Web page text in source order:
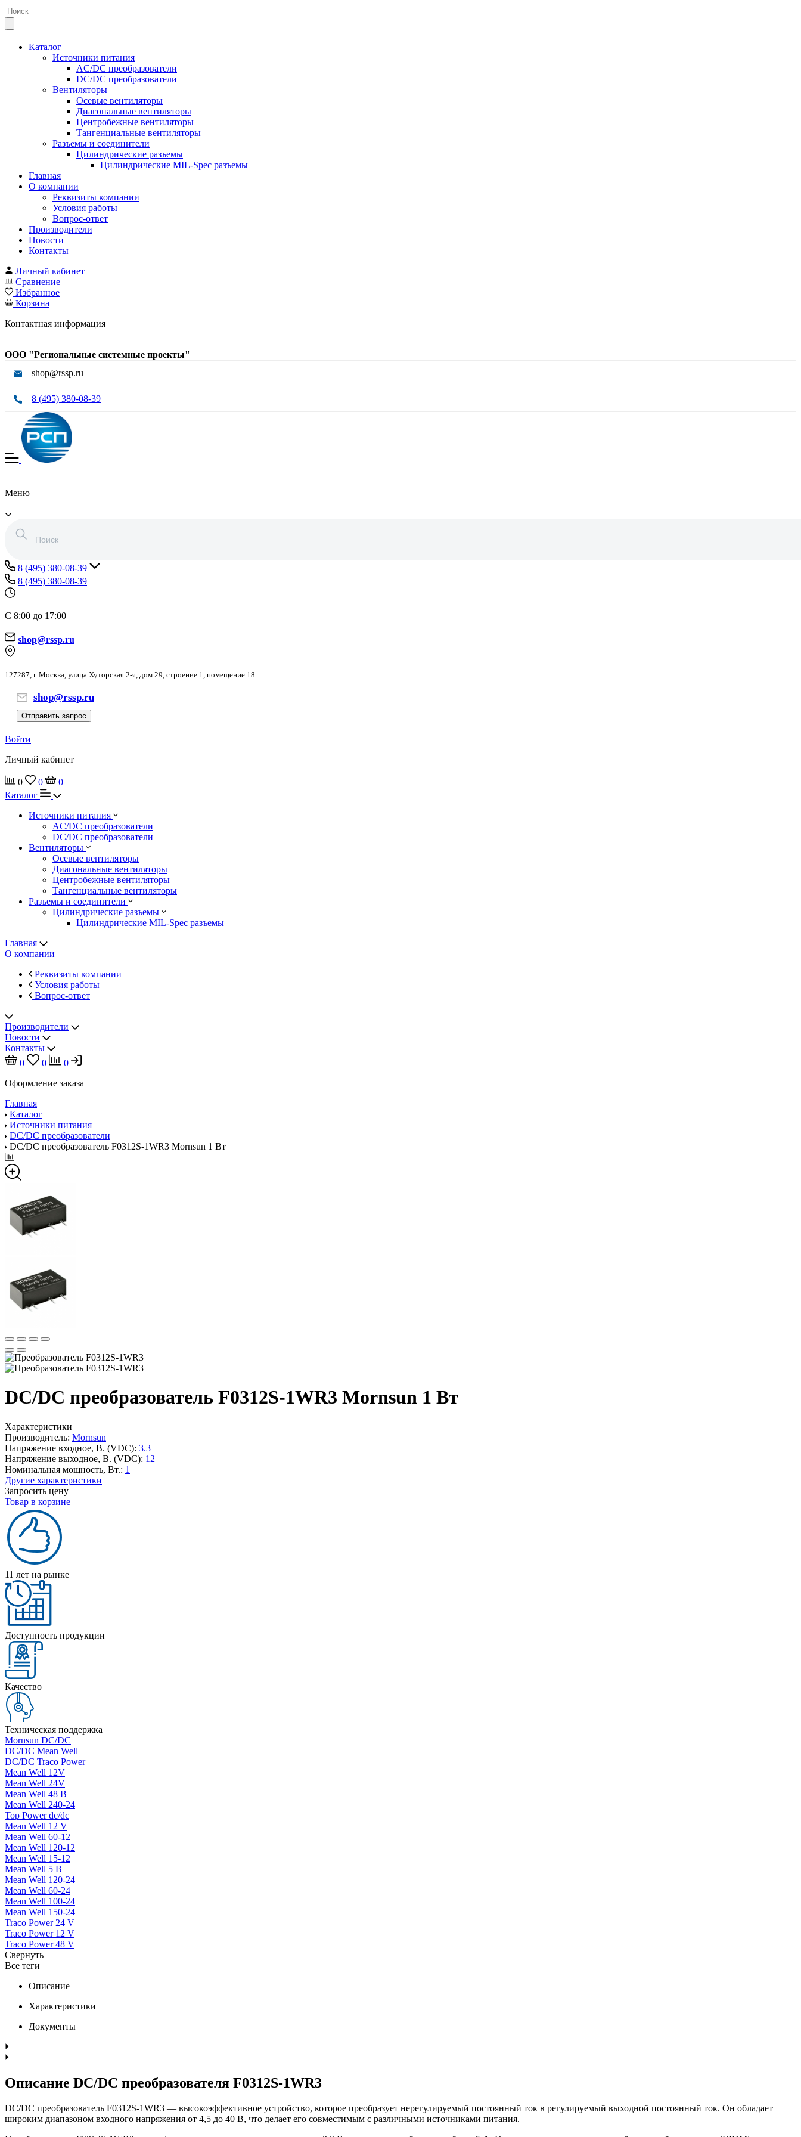
Каталог
Источники питания
AC/DC преобразователи
DC/DC преобразователи
Вентиляторы
Осевые вентиляторы
Диагональные вентиляторы
Центробежные вентиляторы
Тангенциальные вентиляторы
Разъемы и соединители
Цилиндрические разъемы
Цилиндрические MIL-Spec разъемы
Главная
О компании
Реквизиты компании
Условия работы
Вопрос-ответ
Производители
Новости
Контакты
Личный кабинет
Сравнение
Избранное
Корзина
Контактная информация
ООО "Региональные системные проекты"
shop@rssp.ru
8 (495) 380-08-39
Меню
8 (495) 380-08-39
8 (495) 380-08-39
С 8:00 до 17:00
shop@rssp.ru
127287, г. Москва, улица Хуторская 2-я, дом 29, строение 1, помещение 18
shop@rssp.ru
Отправить запрос
Войти
Личный кабинет
0 0
0
Каталог
Источники питания
AC/DC преобразователи
DC/DC преобразователи
Вентиляторы
Осевые вентиляторы
Диагональные вентиляторы
Центробежные вентиляторы
Тангенциальные вентиляторы
Разъемы и соединители
Цилиндрические разъемы
Цилиндрические MIL-Spec разъемы
Главная
О компании
Реквизиты компании
Условия работы
Вопрос-ответ
Производители
Новости
Контакты
0
0
0
Оформление заказа
Главная
Каталог
Источники питания
DC/DC преобразователи
DC/DC преобразователь F0312S-1WR3 Mornsun 1 Вт
DC/DC преобразователь F0312S-1WR3 Mornsun 1 Вт
Характеристики
Производитель: Mornsun
Напряжение входное, В. (VDC): 3.3
Напряжение выходное, В. (VDC): 12
Номинальная мощность, Вт.: 1
Другие характеристики
Запросить цену
Товар в корзине
11 лет на рынке
Доступность продукции
Качество
Техническая поддержка
Mornsun DC/DC
DC/DC Mean Well
DC/DC Traco Power
Mean Well 12V
Mean Well 24V
Mean Well 48 В
Mean Well 240-24
Top Power dc/dc
Mean Well 12 V
Mean Well 60-12
Mean Well 120-12
Mean Well 15-12
Mean Well 5 В
Mean Well 120-24
Mean Well 60-24
Mean Well 100-24
Mean Well 150-24
Traco Power 24 V
Traco Power 12 V
Traco Power 48 V
Свернуть
Все теги
Описание
Характеристики
Документы
Описание DC/DC преобразователя F0312S-1WR3
DC/DC преобразователь F0312S-1WR3 — высокоэффективное устройство, которое преобразует нерегулируемый постоянный ток в регулируемый выходной постоянный ток. Он обладает
широким диапазоном входного напряжения от 4,5 до 40 В, что делает его совместимым с различными источниками питания.